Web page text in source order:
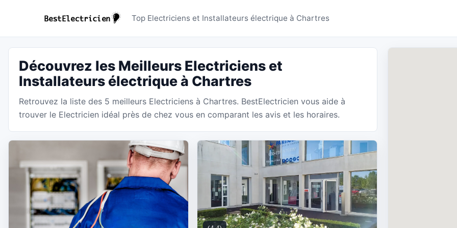
Electriciens Chartres -
Top Electriciens et Installateurs électrique à Chartres
Découvrez les Meilleurs Electriciens et
Installateurs électrique à Chartres
Retrouvez la liste des 5 meilleurs Electriciens à Chartres. BestElectricien vous aide à
trouver le Electricien idéal près de chez vous en comparant les avis et les horaires.